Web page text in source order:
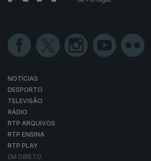
NOTÍCIAS
DESPORTO
TELEVISÃO
RÁDIO
RTP ARQUIVOS
RTP ENSINA
RTP PLAY
EM DIRETO